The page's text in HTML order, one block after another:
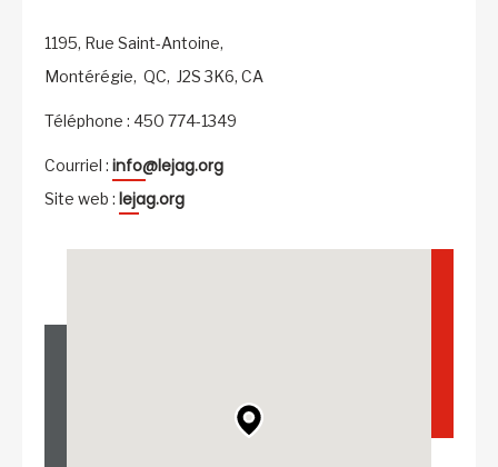
1195, Rue Saint-Antoine,
Montérégie, QC, J2S 3K6, CA
Téléphone : 450 774-1349
Courriel : info@lejag.org
Site web : lejag.org